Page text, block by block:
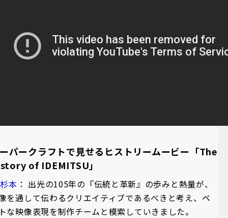
パークラフトで見せるヒストリームービー「The
of IDEMITSU」
本 ： 出光の105年の『伝統と革新』の歩みと熱量が、
を通して伝わるクリエイティブであるべきと考え、ベ
な映像表現を制作チームと模索していきました。